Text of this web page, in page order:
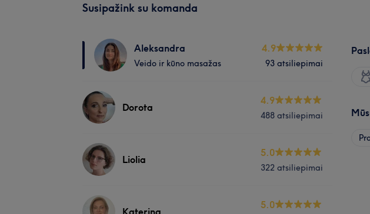
Susipažink su komanda
Aleksandra
Veido ir kūno masažas
4.9
93 atsiliepimai
Dorota
4.9
488 atsiliepimai
Liolia
5.0
322 atsiliepimai
Katerina
5.0